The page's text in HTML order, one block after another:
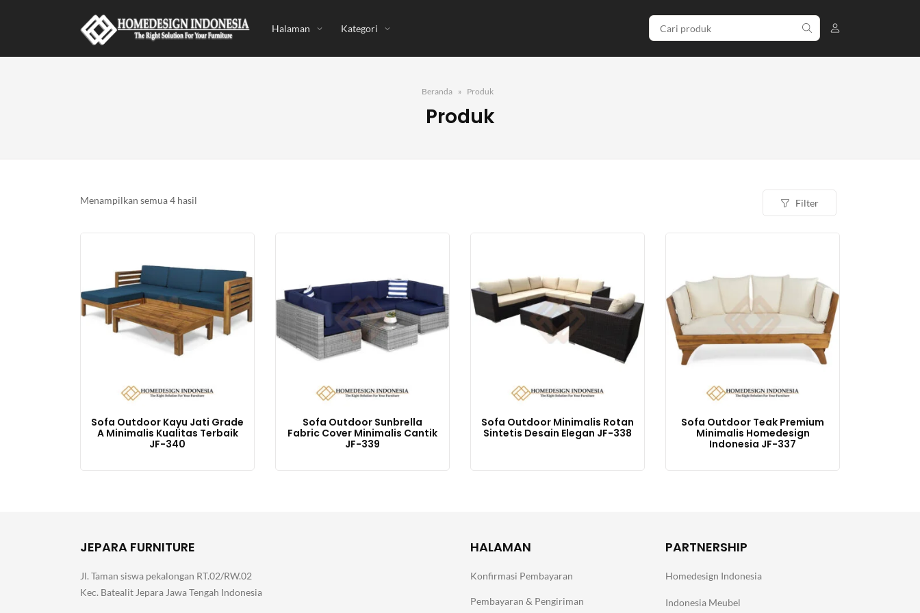
Halaman Kategori
Beranda Produk
Produk
Menampilkan semua 4 hasil
yang
Filter
Sofa Outdoor Kayu Jati Grade
A Minimalis Kualitas Terbaik
JF-340
Sofa Outdoor Sunbrella
Fabric Cover Minimalis Cantik
JF-339
Sofa Outdoor Minimalis Rotan
Sintetis Desain Elegan JF-338
Sofa Outdoor Teak Premium
Minimalis Homedesign
Indonesia JF-337
JEPARA FURNITURE
Jl. Taman siswa pekalongan RT.02/RW.02
Kec. Batealit Jepara Jawa Tengah Indonesia
HALAMAN
Konfirmasi Pembayaran
Pembayaran & Pengiriman
PARTNERSHIP
Homedesign Indonesia
Indonesia Meubel